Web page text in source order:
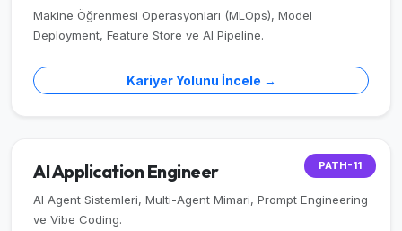
Makine Öğrenmesi Operasyonları (MLOps), Model
Deployment, Feature Store ve AI Pipeline.
Kariyer Yolunu İncele →
PATH-11
AI Application Engineer
AI Agent Sistemleri, Multi-Agent Mimari, Prompt Engineering
ve Vibe Coding.